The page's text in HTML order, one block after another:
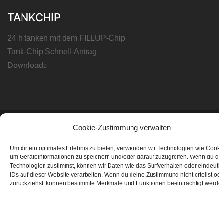
Cookie-Zustimmung verwalten
Um dir ein optimales Erlebnis zu bieten, verwenden wir Technologien wie
um Geräteinformationen zu speichern und/oder darauf zuzugreifen. Wenn du
Technologien zustimmst, können wir Daten wie das Surfverhalten oder
IDs auf dieser Website verarbeiten. Wenn du deine Zustimmung nicht erteilst
zurückziehst, können bestimmte Merkmale und Funktionen beeinträchtigt
TANKCHIP
24 h tanken mit dem FILLUP-Chip
Tank-Chip Schnell-Antrag
Downloads
FILLUP Tankstellen GmbH, Molkereistraße 10, 5500